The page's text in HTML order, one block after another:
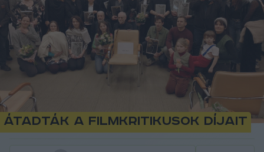
Átadták a filmkritikusok díjait